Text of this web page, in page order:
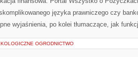
języka prawniczego czy
wyjaśnienia, po kolei tłumaczące, jak
OGRODNICTWO